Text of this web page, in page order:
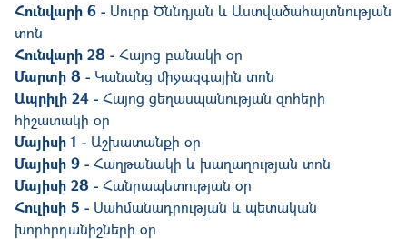
Հունվարի 6 - Սուրբ Ծննդյան և Աստվածահայտնության
տոն
Հունվարի 28 - Հայոց բանակի օր
Մարտի 8 - Կանանց միջազգային տոն
Ապրիլի 24 - Հայոց ցեղասպանության զոհերի
հիշատակի օր
Մայիսի 1 - Աշխատանքի օր
Մայիսի 9 - Հաղթանակի և խաղաղության տոն
Մայիսի 28 - Հանրապետության օր
Հուլիսի 5 - Սահմանադրության և պետական
խորհրդանիշների օր